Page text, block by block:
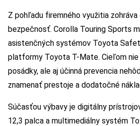
Z pohľadu firemného využitia
bezpečnosť. Corolla Touring Sports
asistenčných systémov Toyota
platformy Toyota T-Mate. Cieľom nie
posádky, ale aj účinná prevencia
znamenať prestoje a dodatočné
Súčasťou výbavy je digitálny
12,3 palca a multimediálny systém